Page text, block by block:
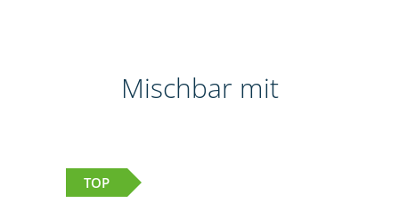
Mischbar mit
TOP